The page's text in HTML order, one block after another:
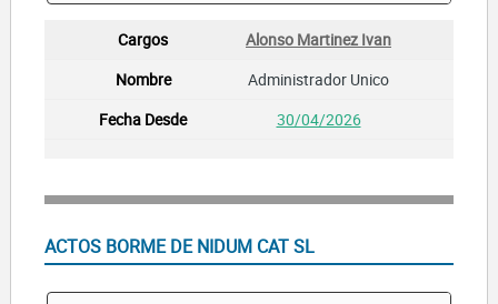
Alonso Martinez Ivan
Administrador Unico
30/04/2026
ACTOS BORME DE NIDUM CAT SL